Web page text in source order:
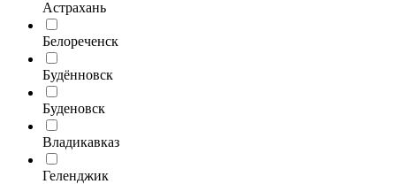
Астрахань
Белореченск
Будённовск
Буденовск
Владикавказ
Геленджик